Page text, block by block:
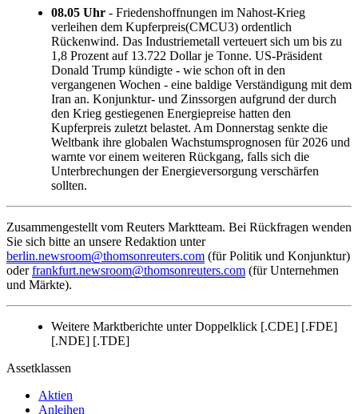
08.05 Uhr - Friedenshoffnungen im Nahost-Krieg
verleihen dem Kupferpreis(CMCU3) ordentlich
Rückenwind. Das Industriemetall verteuert sich um bis zu
1,8 Prozent auf 13.722 Dollar je Tonne. US-Präsident
Donald Trump kündigte - wie schon oft in den
vergangenen Wochen - eine baldige Verständigung mit dem
Iran an. Konjunktur- und Zinssorgen aufgrund der durch
den Krieg gestiegenen Energiepreise hatten den
Kupferpreis zuletzt belastet. Am Donnerstag senkte die
Weltbank ihre globalen Wachstumsprognosen für 2026 und
warnte vor einem weiteren Rückgang, falls sich die
Unterbrechungen der Energieversorgung verschärfen
sollten.
Zusammengestellt vom Reuters Marktteam. Bei Rückfragen wenden
Sie sich bitte an unsere Redaktion unter
berlin.newsroom@thomsonreuters.com (für Politik und Konjunktur)
oderfrankfurt.newsroom@thomsonreuters.com (für Unternehmen
und Märkte).
Weitere Marktberichte unter Doppelklick [.CDE] [.FDE]
[.NDE] [.TDE]
Assetklassen
Aktien
Anleihen